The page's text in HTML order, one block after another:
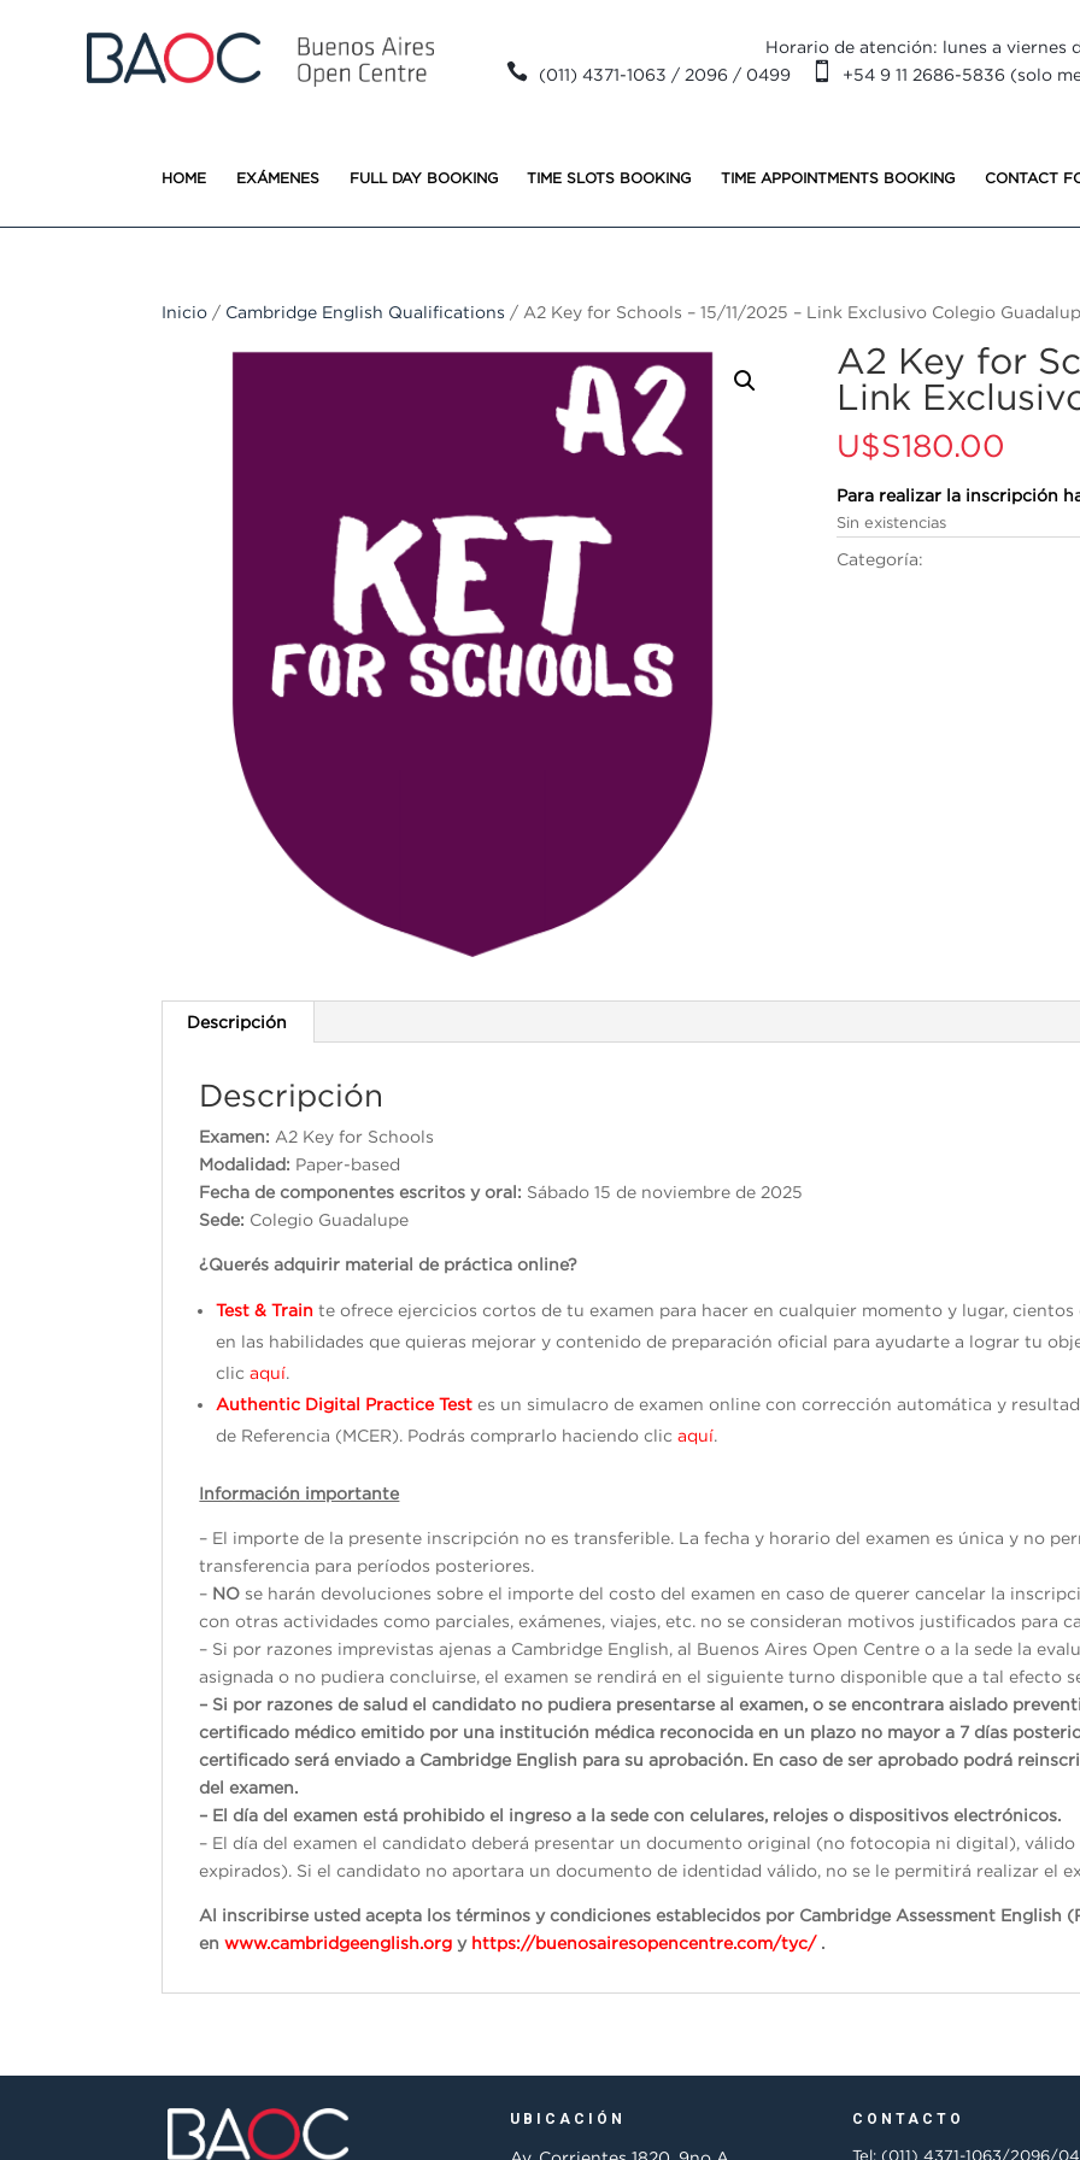
Horario de atención: lunes a viernes
 (011) 4371-1063 / 2096 / 0499  +54 9 11 2686-5836 (solo
HOME EXÁMENES FULL DAY BOOKING TIME SLOTS BOOKING TIME APPOINTMENTS BOOKING CONTACT
Inicio / Cambridge English Qualifications / A2 Key for Schools – 15/11/2025 – Link Exclusivo Colegio
A2 Key for
Link
U$S180.00
Para realizar la inscripción
Sin existencias
Categoría:
Descripción
Descripción
Examen: A2 Key for Schools
Modalidad: Paper-based
Fecha de componentes escritos y oral: Sábado 15 de noviembre de 2025
Sede: Colegio Guadalupe
¿Querés adquirir material de práctica online?
Test & Train te ofrece ejercicios cortos de tu examen para hacer en cualquier momento y lugar,
en las habilidades que quieras mejorar y contenido de preparación oficial para ayudarte a lograr tu
clicaquí
Authentic Digital Practice Test es un simulacro de examen online con corrección automática y
de Referencia (MCER). Podrás comprarlo haciendo clic aquí
Información importante
– El importe de la presente inscripción no es transferible. La fecha y horario del examen es única y no
transferencia para períodos posteriores.
– NO se harán devoluciones sobre el importe del costo del examen en caso de querer cancelar la
con otras actividades como parciales, exámenes, viajes, etc. no se consideran motivos justificados para
– Si por razones imprevistas ajenas a Cambridge English, al Buenos Aires Open Centre o a la sede la
asignada o no pudiera concluirse, el examen se rendirá en el siguiente turno disponible que a tal efecto
– Si por razones de salud el candidato no pudiera presentarse al examen, o se encontrara aislado
certificado médico emitido por una institución médica reconocida en un plazo no mayor a 7 días
certificado será enviado a Cambridge English para su aprobación. En caso de ser aprobado podrá
del examen.
– El día del examen está prohibido el ingreso a la sede con celulares, relojes o dispositivos electrónicos.
– El día del examen el candidato deberá presentar un documento original (no fotocopia ni digital),
expirados). Si el candidato no aportara un documento de identidad válido, no se le permitirá realizar el
Al inscribirse usted acepta los términos y condiciones establecidos por Cambridge Assessment English
enwww.cambridgeenglish.org y https://buenosairesopencentre.com/tyc/.
UBICACIÓN CONTACTO
Tel: (011) 4371-1063/2096/